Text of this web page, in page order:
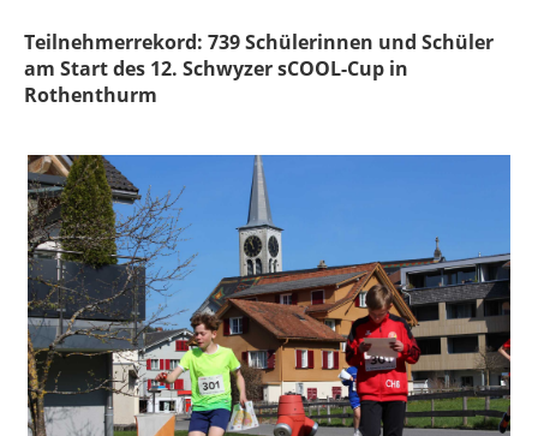
Teilnehmerrekord: 739 Schülerinnen und Schüler
am Start des 12. Schwyzer sCOOL-Cup in
Rothenthurm